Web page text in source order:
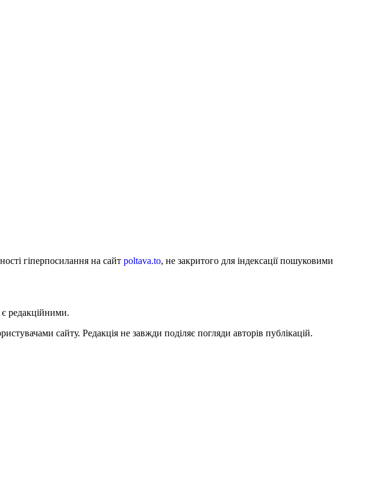
гіперпосилання на сайт poltava.to, не закритого для індексації пошуковими
є редакційними.
сайту. Редакція не завжди поділяє погляди авторів публікацій.